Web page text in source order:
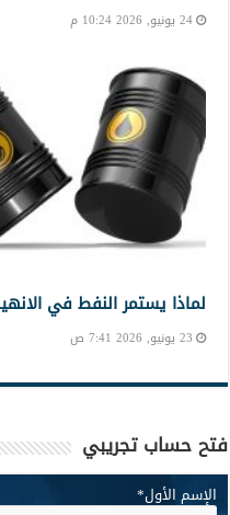
24 يونيو, 2026 10:24 م
لماذا يستمر النفط في
23 يونيو, 2026 7:41 ص
فتح حساب تجريبي
الإسم الأول*